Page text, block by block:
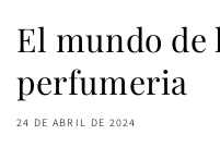
El mundo de
perfumeria
24 DE ABRIL DE 2024